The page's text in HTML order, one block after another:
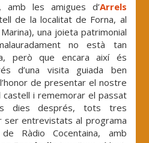
amb les amigues d’Arrels
de la localitat de Forna, al
una joieta patrimonial
no està tan
però que encara així és
d’una visita guiada ben
de presentar el nostre
castell i rememorar el passat
dies després, tots tres
ser entrevistats al programa
Ràdio Cocentaina, amb